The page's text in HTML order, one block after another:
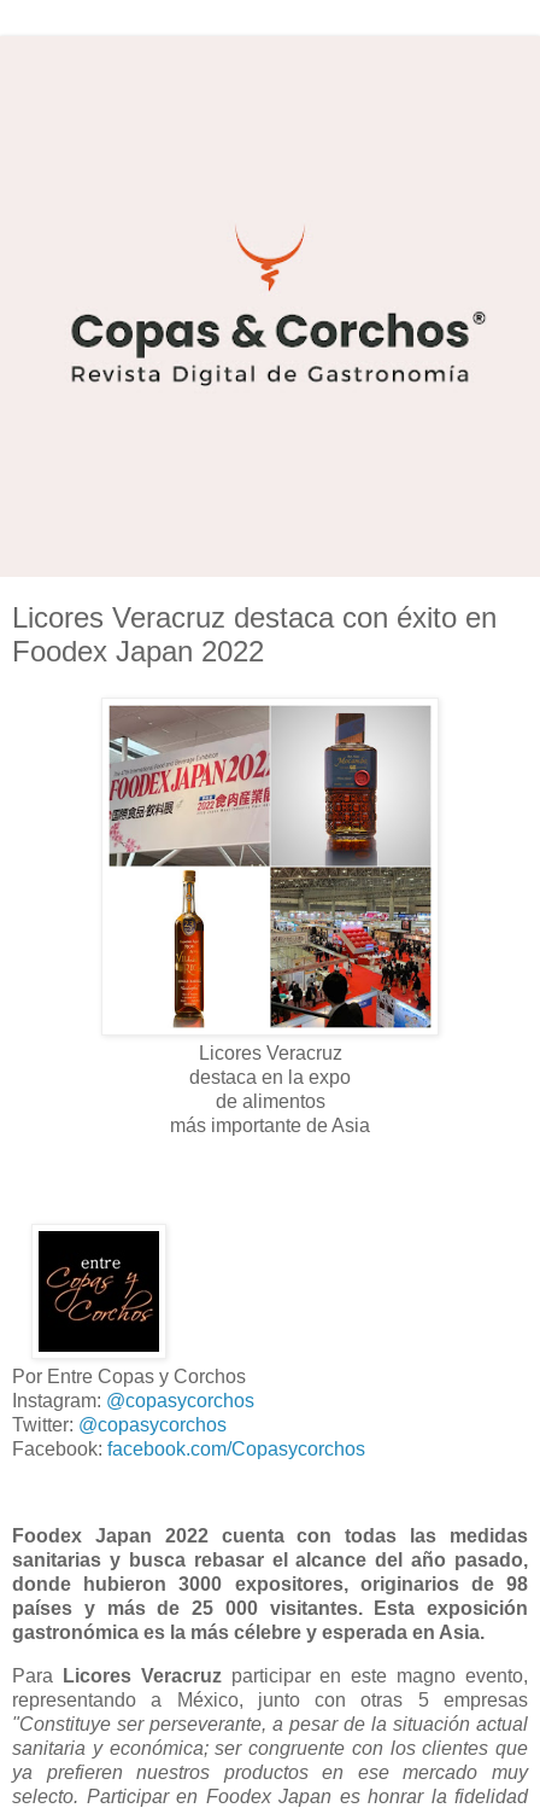
Licores Veracruz destaca con éxito en
Foodex Japan 2022
Licores Veracruz
destaca en la expo
de alimentos
más importante de Asia
Por Entre Copas y Corchos
Instagram: @copasycorchos
Twitter: @copasycorchos
Facebook: facebook.com/Copasycorchos
Foodex Japan 2022 cuenta con todas las medidas
sanitarias y busca rebasar el alcance del año pasado,
donde hubieron 3000 expositores, originarios de 98
países y más de 25 000 visitantes. Esta exposición
gastronómica es la más célebre y esperada en Asia.
Para Licores Veracruzparticipar en este magno evento,
representando a México, junto con otras 5 empresas
"Constituye ser perseverante, a pesar de la situación actual
sanitaria y económica; ser congruente con los clientes que
ya prefieren nuestros productos en ese mercado muy
selecto. Participar en Foodex Japan es honrar la fidelidad